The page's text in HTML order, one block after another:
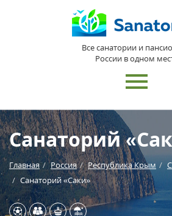
Все санатории и
России в одном
Санаторий
Главная Россия Республика Крым
Санаторий «Саки»